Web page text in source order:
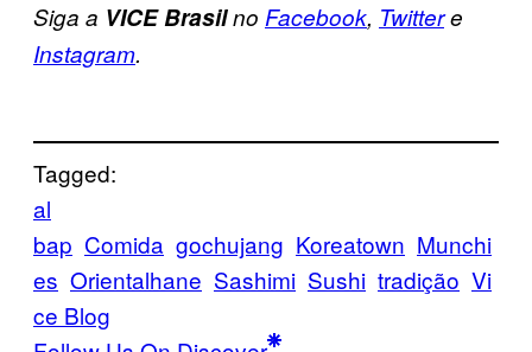
Siga a VICE Brasilno Facebook, Twittere
Instagram.
Tagged:
al
bap Comida gochujang Koreatown Munchi
es Orientalhane Sashimi Sushi tradição Vi
ce Blog